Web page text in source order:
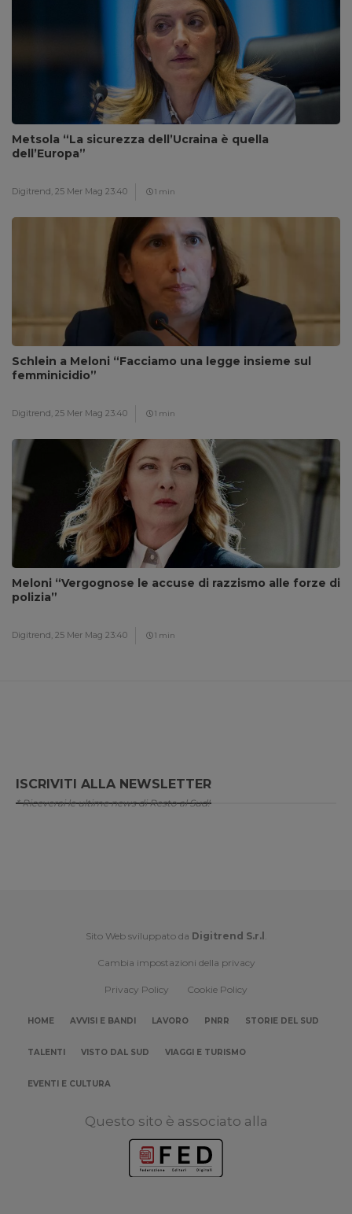
Metsola “La sicurezza dell’Ucraina è quella
dell’Europa”
Digitrend, 25 Mer Mag 23:40 1 min
Schlein a Meloni “Facciamo una legge insieme sul
femminicidio”
Digitrend, 25 Mer Mag 23:40 1 min
Meloni “Vergognose le accuse di razzismo alle forze di
polizia”
Digitrend, 25 Mer Mag 23:40 1 min
ISCRIVITI ALLA NEWSLETTER
* Riceverai le ultime news di Resto al Sud!
Sito Web sviluppato da Digitrend S.r.l .
Cambia impostazioni della privacy
Privacy Policy Cookie Policy
HOME AVVISI E BANDI LAVORO PNRR STORIE DEL SUD
TALENTI VISTO DAL SUD VIAGGI E TURISMO
EVENTI E CULTURA
Questo sito è associato alla